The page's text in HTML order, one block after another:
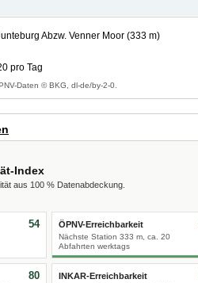
Abzw. Venner Moor (333 m)
pro Tag
Daten © BKG, dl-de/by-2-0.
Index
aus 100 % Datenabdeckung.
54 ÖPNV-Erreichbarkeit
Nächste Station 333 m, ca. 20
Abfahrten werktags
80 INKAR-Erreichbarkeit